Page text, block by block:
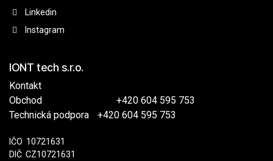
Linkedin
Instagram
IONT tech s.r.o.
Kontakt
Obchod
+420 604 595 753
Technická podpora
​+420 604 595 753
IČO ​​10721631
DIČ ​CZ10721631